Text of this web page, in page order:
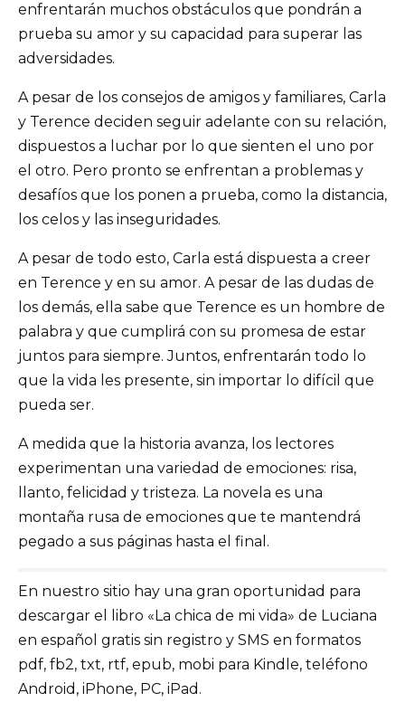
enfrentarán muchos obstáculos que pondrán a
prueba su amor y su capacidad para superar las
adversidades.
A pesar de los consejos de amigos y familiares, Carla
y Terence deciden seguir adelante con su relación,
dispuestos a luchar por lo que sienten el uno por
el otro. Pero pronto se enfrentan a problemas y
desafíos que los ponen a prueba, como la distancia,
los celos y las inseguridades.
A pesar de todo esto, Carla está dispuesta a creer
en Terence y en su amor. A pesar de las dudas de
los demás, ella sabe que Terence es un hombre de
palabra y que cumplirá con su promesa de estar
juntos para siempre. Juntos, enfrentarán todo lo
que la vida les presente, sin importar lo difícil que
pueda ser.
A medida que la historia avanza, los lectores
experimentan una variedad de emociones: risa,
llanto, felicidad y tristeza. La novela es una
montaña rusa de emociones que te mantendrá
pegado a sus páginas hasta el final.
En nuestro sitio hay una gran oportunidad para
descargar el libro «La chica de mi vida» de Luciana
en español gratis sin registro y SMS en formatos
pdf, fb2, txt, rtf, epub, mobi para Kindle, teléfono
Android, iPhone, PC, iPad.